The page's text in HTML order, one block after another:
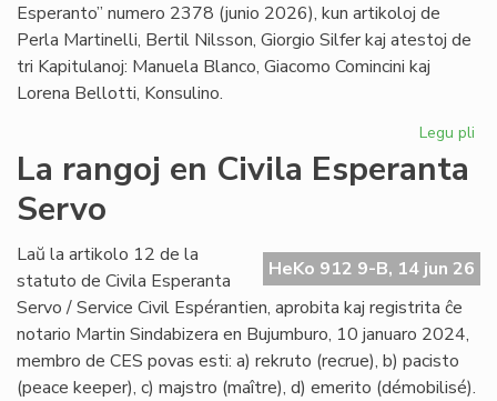
Esperanto” numero 2378 (junio 2026), kun artikoloj de
Perla Martinelli, Bertil Nilsson, Giorgio Silfer kaj atestoj de
tri Kapitulanoj: Manuela Blanco, Giacomo Comincini kaj
Lorena Bellotti, Konsulino.
Legu pli
La rangoj en Civila Esperanta
Servo
HeKo 912 9-B, 14 jun 26
Laŭ la artikolo 12 de la
statuto de Civila Esperanta
Servo / Service Civil Espérantien, aprobita kaj registrita ĉe
notario Martin Sindabizera en Bujumburo, 10 januaro 2024,
membro de CES povas esti: a) rekruto (recrue), b) pacisto
(peace keeper), c) majstro (maître), d) emerito (démobilisé).